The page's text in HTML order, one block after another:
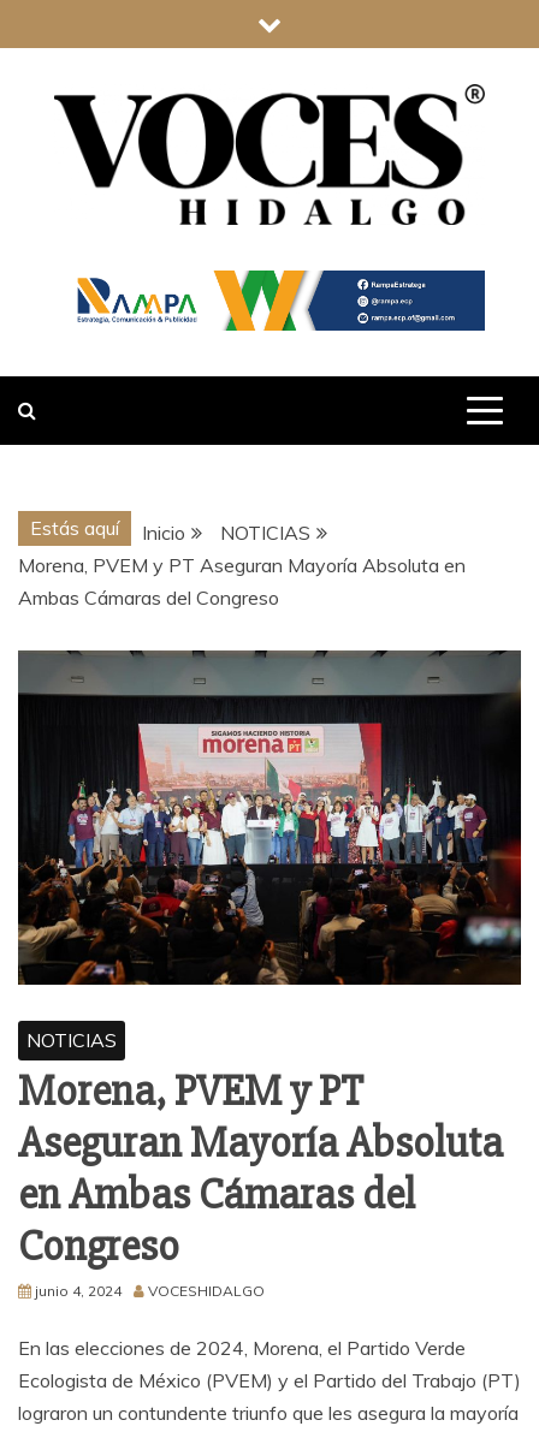
al
VOCES
HIDALGO
Estás aquí Inicio
NOTICIAS
Morena, PVEM y PT Aseguran Mayoría Absoluta en
Ambas Cámaras del Congreso
NOTICIAS
Morena, PVEM y PT
Aseguran Mayoría Absoluta
en Ambas Cámaras del
Congreso
junio 4, 2024 VOCESHIDALGO
En las elecciones de 2024, Morena, el Partido Verde
Ecologista de México (PVEM) y el Partido del Trabajo (PT)
lograron un contundente triunfo que les asegura la mayoría